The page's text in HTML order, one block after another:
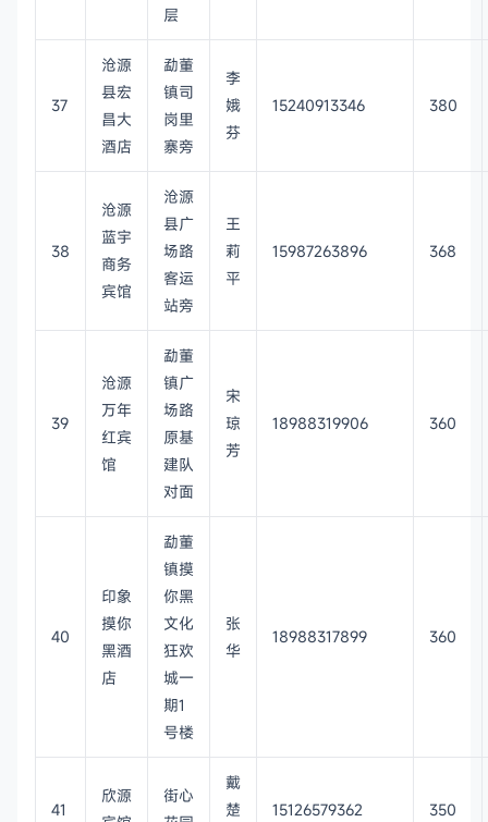
层
37
沧源
县宏
昌大
酒店
勐董
镇司
岗里
寨旁
李
娥
芬
15240913346 380
38
沧源
蓝宇
商务
宾馆
沧源
县广
场路
客运
站旁
王
莉
平
15987263896 368
39
沧源
万年
红宾
馆
勐董
镇广
场路
原基
建队
对面
宋
琼
芳
18988319906 360
40
印象
摸你
黑酒
店
勐董
镇摸
你黑
文化
狂欢
城一
期1
号楼
张
华
18988317899 360
41
欣源
街心
戴
楚
15126579362 350